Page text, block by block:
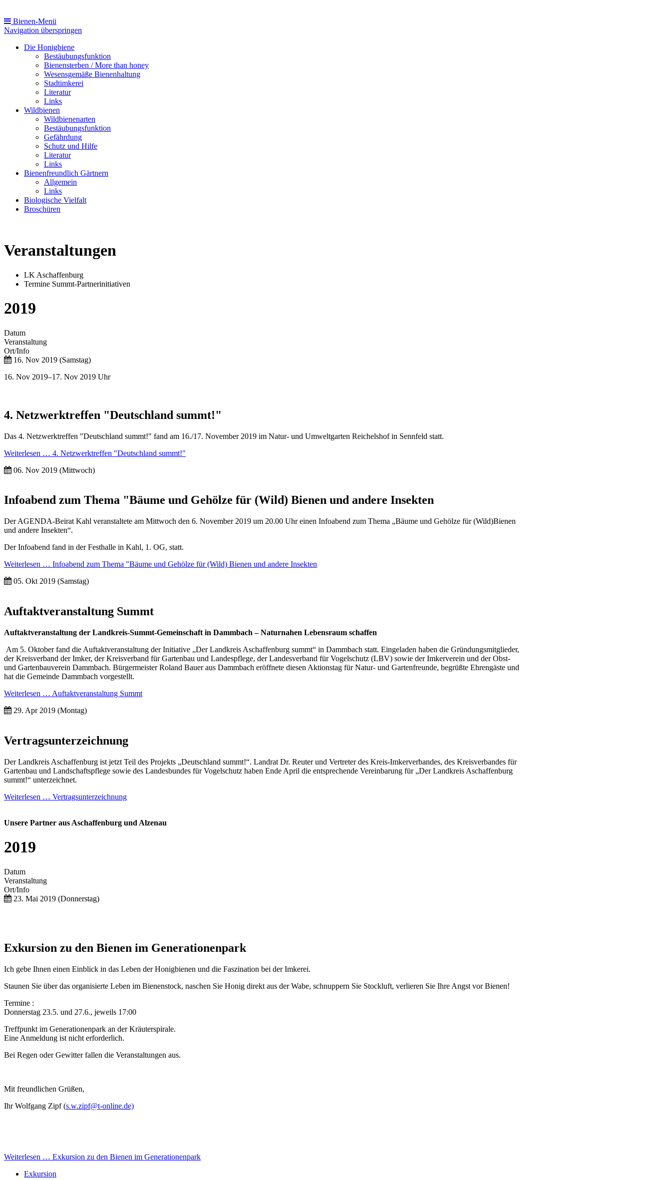
Bienen-Menü
Navigation überspringen
Die Honigbiene
Bestäubungsfunktion
Bienensterben / More than honey
Wesensgemäße Bienenhaltung
Stadtimkerei
Literatur
Links
Wildbienen
Wildbienenarten
Bestäubungsfunktion
Gefährdung
Schutz und Hilfe
Literatur
Links
Bienenfreundlich Gärtnern
Allgemein
Links
Biologische Vielfalt
Broschüren
Veranstaltungen
LK Aschaffenburg
Termine Summt-Partnerinitiativen
2019
Datum
Veranstaltung
Ort/Info
16. Nov 2019 (Samstag)
16. Nov 2019–17. Nov 2019 Uhr
4. Netzwerktreffen "Deutschland summt!"
Das 4. Netzwerktreffen "Deutschland summt!" fand am 16./17. November 2019 im Natur- und Umweltgarten Reichelshof in Sennfeld statt.
Weiterlesen … 4. Netzwerktreffen "Deutschland summt!"
06. Nov 2019 (Mittwoch)
Infoabend zum Thema "Bäume und Gehölze für (Wild) Bienen und andere Insekten
Der AGENDA-Beirat Kahl veranstaltete am Mittwoch den 6. November 2019 um 20.00 Uhr einen Infoabend zum Thema „Bäume und Gehölze für (Wild)Bienen
und andere Insekten“.
Der Infoabend fand in der Festhalle in Kahl, 1. OG, statt.
Weiterlesen … Infoabend zum Thema "Bäume und Gehölze für (Wild) Bienen und andere Insekten
05. Okt 2019 (Samstag)
Auftaktveranstaltung Summt
Auftaktveranstaltung der Landkreis-Summt-Gemeinschaft in Dammbach – Naturnahen Lebensraum schaffen
Am 5. Oktober fand die Auftaktveranstaltung der Initiative „Der Landkreis Aschaffenburg summt“ in Dammbach statt. Eingeladen haben die Gründungsmitglieder,
der Kreisverband der Imker, der Kreisverband für Gartenbau und Landespflege, der Landesverband für Vogelschutz (LBV) sowie der Imkerverein und der Obst-
und Gartenbauverein Dammbach. Bürgermeister Roland Bauer aus Dammbach eröffnete diesen Aktionstag für Natur- und Gartenfreunde, begrüßte Ehrengäste und
hat die Gemeinde Dammbach vorgestellt.
Weiterlesen … Auftaktveranstaltung Summt
29. Apr 2019 (Montag)
Vertragsunterzeichnung
Der Landkreis Aschaffenburg ist jetzt Teil des Projekts „Deutschland summt!“. Landrat Dr. Reuter und Vertreter des Kreis-Imkerverbandes, des Kreisverbandes für
Gartenbau und Landschaftspflege sowie des Landesbundes für Vogelschutz haben Ende April die entsprechende Vereinbarung für „Der Landkreis Aschaffenburg
summt!“ unterzeichnet.
Weiterlesen … Vertragsunterzeichnung
Unsere Partner aus Aschaffenburg und Alzenau
2019
Datum
Veranstaltung
Ort/Info
23. Mai 2019 (Donnerstag)
Exkursion zu den Bienen im Generationenpark
Ich gebe Ihnen einen Einblick in das Leben der Honigbienen und die Faszination bei der Imkerei.
Staunen Sie über das organisierte Leben im Bienenstock, naschen Sie Honig direkt aus der Wabe, schnuppern Sie Stockluft, verlieren Sie Ihre Angst vor Bienen!
Termine :
Donnerstag 23.5. und 27.6., jeweils 17:00
Treffpunkt im Generationenpark an der Kräuterspirale.
Eine Anmeldung ist nicht erforderlich.
Bei Regen oder Gewitter fallen die Veranstaltungen aus.
Mit freundlichen Grüßen,
Ihr Wolfgang Zipf (s.w.zipf@t-online.de)
Weiterlesen … Exkursion zu den Bienen im Generationenpark
Exkursion